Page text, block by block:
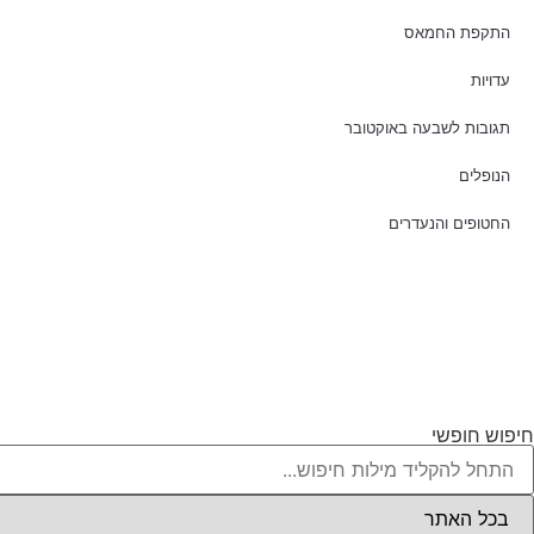
התקפת החמאס
עדויות
תגובות לשבעה באוקטובר
הנופלים
החטופים והנעדרים
חיפוש חופשי